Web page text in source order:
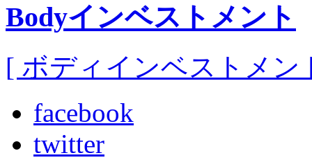
Bodyインベストメント
[ ボディインベストメン
facebook
twitter